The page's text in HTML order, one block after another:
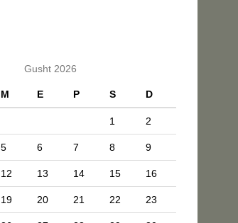
Gusht 2026
M E P S D
1 2
5 6 7 8 9
12 13 14 15 16
19 20 21 22 23